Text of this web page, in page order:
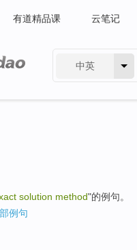
有道精品课 云笔记
中英
solution method"的例句。
例句